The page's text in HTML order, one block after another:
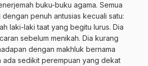
buku-buku agama. Semua
penuh antusias kecuali satu:
laki-laki taat yang begitu lurus. Dia
sebelum menikah. Dia kurang
dengan makhluk bernama
ada sedikit perempuan yang dekat